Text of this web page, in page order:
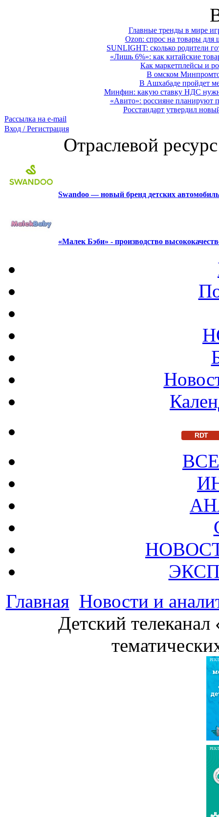
Главные тренды в мире
Ozon: спрос на товары для
SUNLIGHT: сколько родители
«Лишь 6%»: как китайские
Как маркетплейсы и
В омском
В Ашхабаде пройдет
Минфин: какую ставку НДС
«Авито»: россияне планируют
Росстандарт утвердил
Рассылка на e-mail
Вход / Регистрация
Отраслевой
Swandoo — новый бренд детских
«Малек Бэби» - производство
RDT
Главная Новости и
Детский